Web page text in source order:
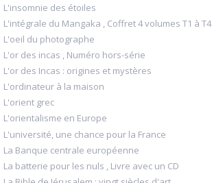
L'insomnie des étoiles
L'intégrale du Mangaka , Coffret 4 volumes T1 à T4
L'oeil du photographe
L'or des incas , Numéro hors-série
L'or des Incas : origines et mystères
L'ordinateur à la maison
L'orient grec
L'orientalisme en Europe
L'université, une chance pour la France
La Banque centrale européenne
La batterie pour les nuls , Livre avec un CD